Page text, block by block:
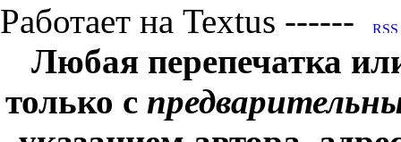
Работает на Textus ------
Любая перепечатка
только с